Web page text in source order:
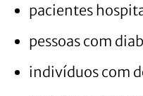
pacientes
pessoas com
indivíduos com